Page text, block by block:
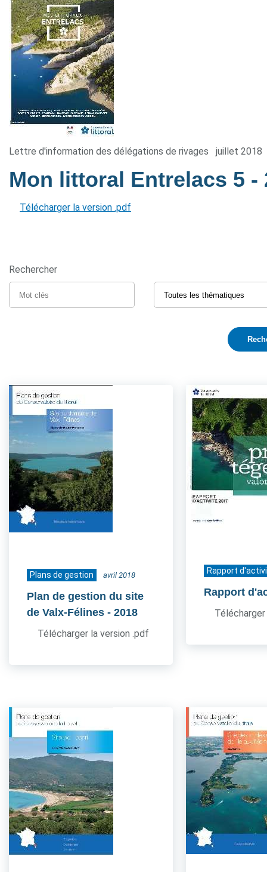
Lettre d'information des délégations de rivages juillet 2018
Mon littoral Entrelacs 5 -
Télécharger la version .pdf
Rechercher
Plans de gestion avril 2018
Plan de gestion du site
de Valx-Félines - 2018
Télécharger la version .pdf
Rapport
Rapport